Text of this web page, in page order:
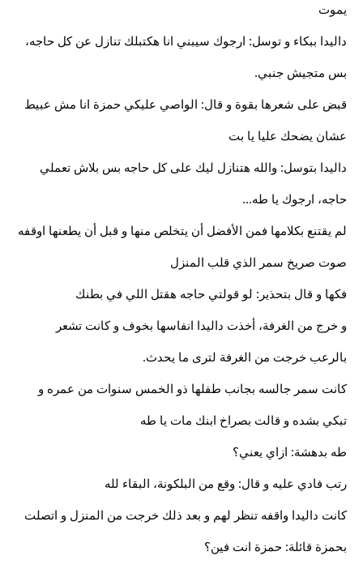
يموت
داليدا ببكاء و توسل: ارجوك سيبني انا هكتبلك تنازل عن كل حاجه،
بس متجيش جنبي.
قبض على شعرها بقوة و قال: الواصي عليكي حمزة انا مش عبيط
عشان يضحك عليا يا بت
داليدا بتوسل: والله هتنازل ليك على كل حاجه بس بلاش تعملي
حاجه، ارجوك يا طه...
لم يقتنع بكلامها فمن الأفضل أن يتخلص منها و قبل أن يطعنها اوقفه
صوت صريخ سمر الذي قلب المنزل
فكها و قال بتحذير: لو قولتي حاجه هقتل اللي في بطنك
و خرج من الغرفة، أخذت داليدا انفاسها بخوف و كانت تشعر
بالرعب خرجت من الغرفة لترى ما يحدث.
كانت سمر جالسه بجانب طفلها ذو الخمس سنوات من عمره و
تبكي بشده و قالت بصراخ ابنك مات يا طه
طه بدهشة: ازاي يعني؟
رتب فادي عليه و قال: وقع من البلكونة، البقاء لله
كانت داليدا واقفه تنظر لهم و بعد ذلك خرجت من المنزل و اتصلت
بحمزة قائلة: حمزة انت فين؟